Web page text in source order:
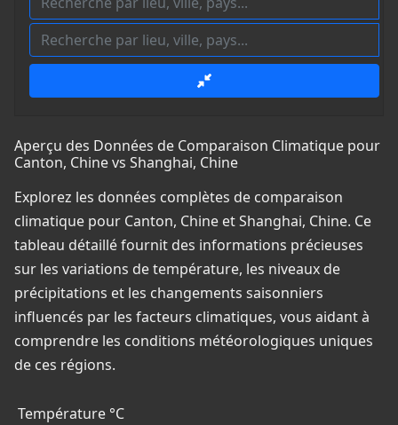
Aperçu des Données de Comparaison Climatique pour
Canton, Chine vs Shanghai, Chine
Explorez les données complètes de comparaison
climatique pour Canton, Chine et Shanghai, Chine. Ce
tableau détaillé fournit des informations précieuses
sur les variations de température, les niveaux de
précipitations et les changements saisonniers
influencés par les facteurs climatiques, vous aidant à
comprendre les conditions météorologiques uniques
de ces régions.
Température °C